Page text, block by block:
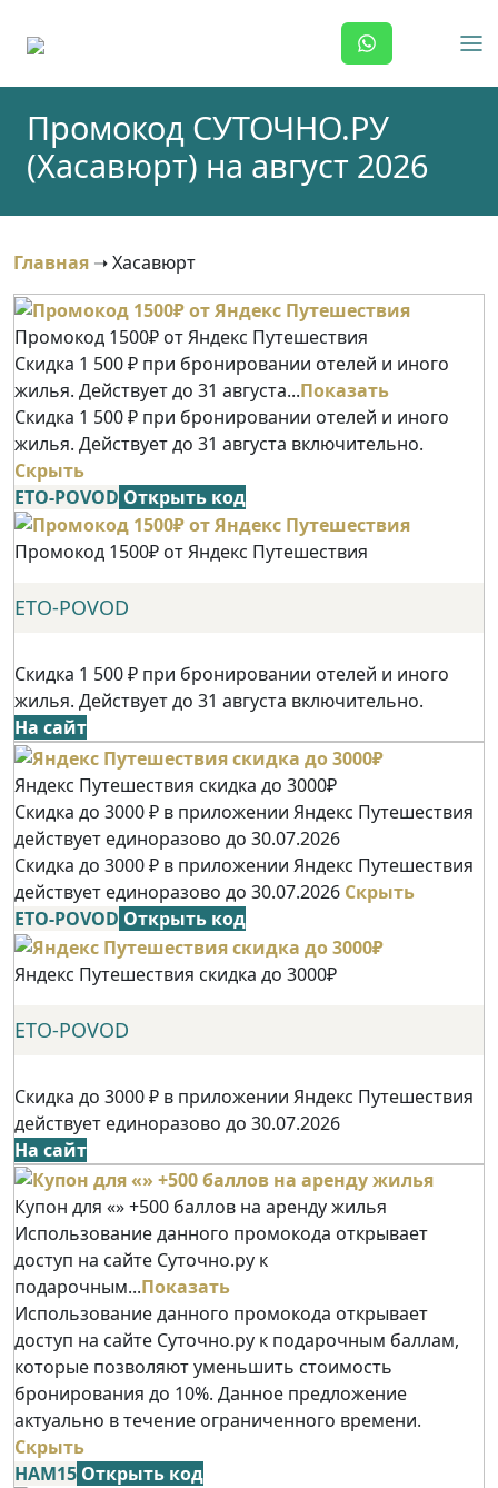
Промокод СУТОЧНО.РУ
(Хасавюрт) на август 2026
Главная ➝Хасавюрт
Промокод 1500₽ от Яндекс Путешествия
Скидка 1 500 ₽ при бронировании отелей и иного
жилья. Действует до 31 августа...Показать
Скидка 1 500 ₽ при бронировании отелей и иного
жилья. Действует до 31 августа включительно.
Скрыть
ETO-POVOD Открыть код
Промокод 1500₽ от Яндекс Путешествия
ETO-POVOD
Скидка 1 500 ₽ при бронировании отелей и иного
жилья. Действует до 31 августа включительно.
На сайт
Яндекс Путешествия скидка до 3000₽
Скидка до 3000 ₽ в приложении Яндекс Путешествия
действует единоразово до 30.07.2026
Скидка до 3000 ₽ в приложении Яндекс Путешествия
действует единоразово до 30.07.2026 Скрыть
ETO-POVOD Открыть код
Яндекс Путешествия скидка до 3000₽
ETO-POVOD
Скидка до 3000 ₽ в приложении Яндекс Путешествия
действует единоразово до 30.07.2026
На сайт
Купон для «» +500 баллов на аренду жилья
Использование данного промокода открывает
доступ на сайте Суточно.ру к
подарочным...Показать
Использование данного промокода открывает
доступ на сайте Суточно.ру к подарочным баллам,
которые позволяют уменьшить стоимость
бронирования до 10%. Данное предложение
актуально в течение ограниченного времени.
Скрыть
НАМ15 Открыть код